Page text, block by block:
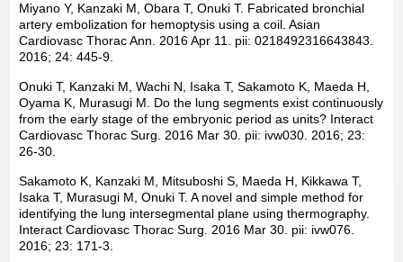
Miyano Y, Kanzaki M, Obara T, Onuki T. Fabricated bronchial
artery embolization for hemoptysis using a coil. Asian
Cardiovasc Thorac Ann. 2016 Apr 11. pii: 0218492316643843.
2016; 24: 445-9.
Onuki T, Kanzaki M, Wachi N, Isaka T, Sakamoto K, Maeda H,
Oyama K, Murasugi M. Do the lung segments exist continuously
from the early stage of the embryonic period as units? Interact
Cardiovasc Thorac Surg. 2016 Mar 30. pii: ivw030. 2016; 23:
26-30.
Sakamoto K, Kanzaki M, Mitsuboshi S, Maeda H, Kikkawa T,
Isaka T, Murasugi M, Onuki T. A novel and simple method for
identifying the lung intersegmental plane using thermography.
Interact Cardiovasc Thorac Surg. 2016 Mar 30. pii: ivw076.
2016; 23: 171-3.